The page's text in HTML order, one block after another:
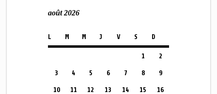
août 2026
L M M J V S D
1 2
3 4 5 6 7 8 9
10 11 12 13 14 15 16